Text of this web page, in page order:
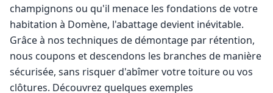
champignons ou qu'il menace les fondations de votre
habitation à Domène, l'abattage devient inévitable.
Grâce à nos techniques de démontage par rétention,
nous coupons et descendons les branches de manière
sécurisée, sans risquer d'abîmer votre toiture ou vos
clôtures. Découvrez quelques exemples